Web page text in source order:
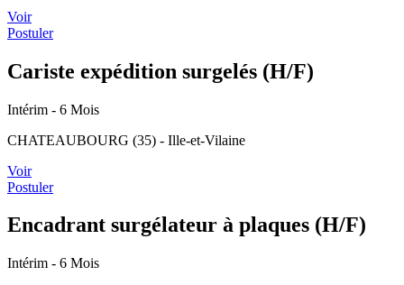
Voir
Postuler
Cariste expédition surgelés (H/F)
Intérim - 6 Mois
CHATEAUBOURG (35) - Ille-et-Vilaine
Voir
Postuler
Encadrant surgélateur à plaques (H/F)
Intérim - 6 Mois